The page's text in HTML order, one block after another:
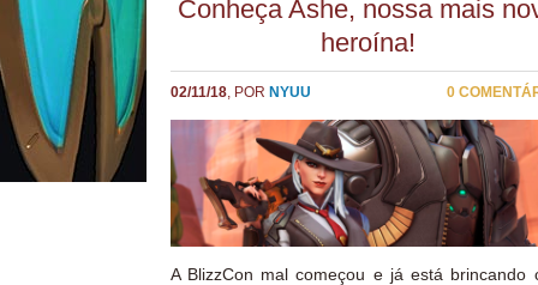
que acontece na BlizzCon através do Ticket
Conheça Ashe, nossa mais
heroína!
02/11/18, POR NYUU 0
A BlizzCon mal começou e já está brincando